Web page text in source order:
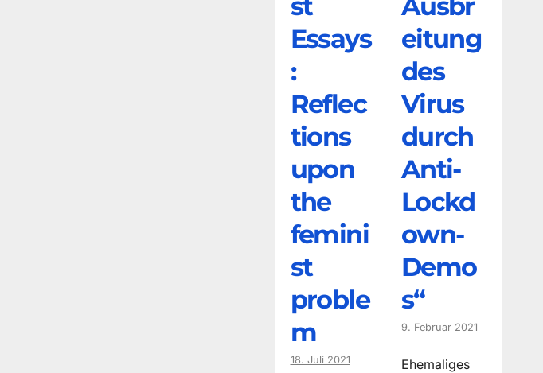
Essays
:
Reflec
tions
upon
the
femini
st
proble
m
18. Juli 2021
eitung
des
Virus
durch
Anti-
Lockd
own-
Demo
s“
9. Februar 2021
Ehemaliges